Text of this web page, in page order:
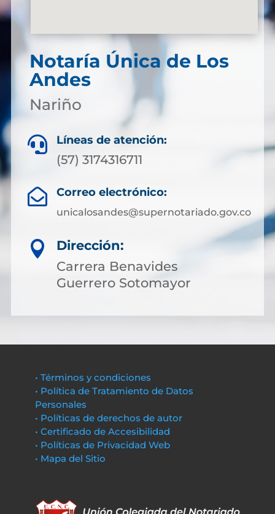
Notaría Única de Los
Andes
Nariño
 Líneas de atención:
(57) 3174316711
 Correo electrónico:
unicalosandes@supernotariado.gov.co

Dirección:
Carrera Benavides
Guerrero Sotomayor
• Términos y condiciones
• Política de Tratamiento de Datos
Personales
• Políticas de derechos de autor
• Certificado de Accesibilidad
• Políticas de Privacidad Web
• Mapa del Sitio